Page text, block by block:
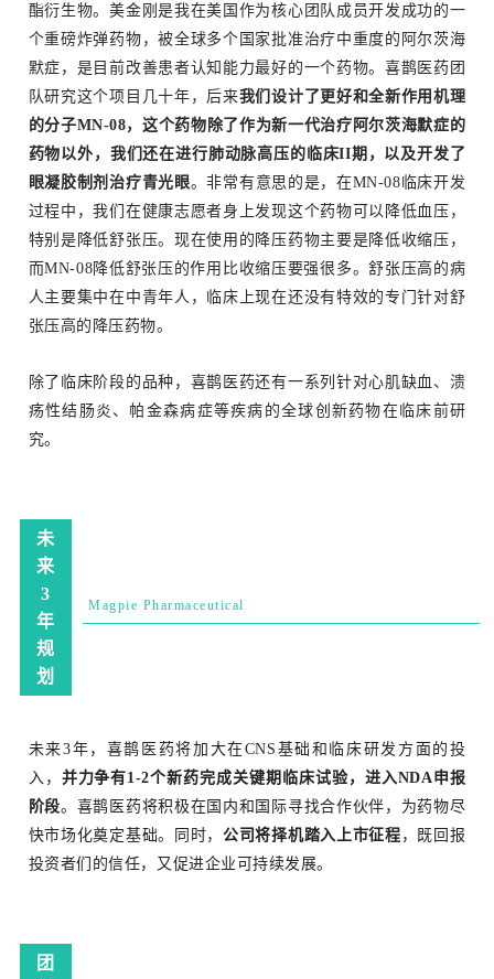
酯衍生物。美金刚是我在美国作为核心团队成员开发成功的一
个重磅炸弹药物，被全球多个国家批准治疗中重度的阿尔茨海
默症，是目前改善患者认知能力最好的一个药物。喜鹊医药团
队研究这个项目几十年，后来我们设计了更好和全新作用机理
的分子MN-08，这个药物除了作为新一代治疗阿尔茨海默症的
药物以外，我们还在进行肺动脉高压的临床II期，以及开发了
眼凝胶制剂治疗青光眼。非常有意思的是，在MN-08临床开发
过程中，我们在健康志愿者身上发现这个药物可以降低血压，
特别是降低舒张压。 现在使用的降压药物主要是降低收缩压，
而MN-08降低舒张压的作用比收缩压要强很多。舒张压高的病
人主要集中在中青年人，临床上现在还没有特效的专门针对舒
张压高的降压药物。
除了临床阶段的品种，喜鹊医药还有一系列针对心肌缺血、溃
疡性结肠炎、帕金森病症等疾病的全球创新药物在临床前研
究。
未
来
3
年
规
划
Magpie Pharmaceutical
未来3年，喜鹊医药将加大在CNS基础和临床研发方面的投
入， 并力争有1-2个新药完成关键期临床试验，进入NDA申报
阶段。喜鹊医药将积极在国内和国际寻找合作伙伴，为药物尽
快市场化奠定基础。同时，公司将择机踏入上市征程 ，既回报
投资者们的信任，又促进企业可持续发展。
团